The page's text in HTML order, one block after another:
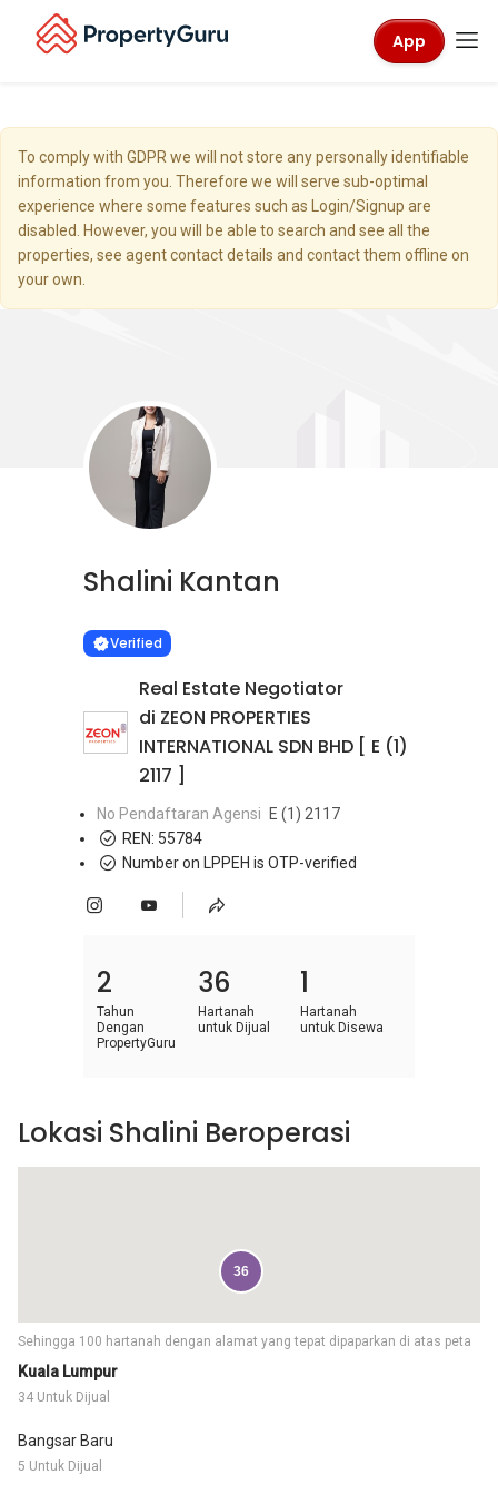
App
To comply with GDPR we will not store any personally identifiable
information from you. Therefore we will serve sub-optimal
experience where some features such as Login/Signup are
disabled. However, you will be able to search and see all the
properties, see agent contact details and contact them offline on
your own.
Shalini Kantan
VERIFIED
Verified
Real Estate Negotiator
di ZEON PROPERTIES
INTERNATIONAL SDN BHD [ E (1)
2117 ]
No Pendaftaran Agensi
E (1) 2117
REN: 55784
Number on LPPEH is OTP-verified
2
Tahun
Dengan
PropertyGuru
36
Hartanah
untuk Dijual
1
Hartanah
untuk Disewa
Kuala Lumpur
34 Untuk Dijual
Bangsar Baru
5 Untuk Dijual
Sehingga 100 hartanah dengan alamat yang tepat dipaparkan di atas peta
36
Lokasi Shalini Beroperasi
Learn more